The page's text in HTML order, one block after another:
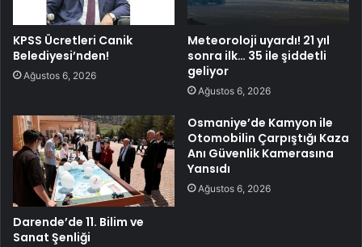
KPSS Ücretleri Canik
Belediyesi’nden!
Ağustos 6, 2026
Meteoroloji uyardı! 21 yıl
sonra ilk… 35 ile şiddetli
geliyor
Ağustos 6, 2026
Darende’de 11. Bilim ve
Sanat Şenliği
Osmaniye’de Kamyon ile
Otomobilin Çarpıştığı Kaza
Anı Güvenlik Kamerasına
Yansıdı
Ağustos 6, 2026